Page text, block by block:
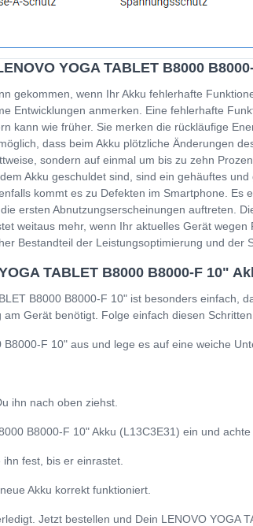
YOGA TABLET B8000
gekommen, wenn Ihr Akku fehlerhafte
Entwicklungen anmerken. Eine fehlerhafte
kann wie früher. Sie merken die rückläufige
dass beim Akku plötzliche Änderungen
sondern auf einmal um bis zu zehn
Akku geschuldet sind, sind ein gehäuftes
kommt es zu Defekten im Smartphone. Es
ersten Abnutzungserscheinungen auftreten.
weitaus mehr, wenn Ihr aktuelles Gerät wegen
Bestandteil der Leistungsoptimierung und der
TABLET B8000 B8000-F 10"
B8000 B8000-F 10" ist besonders einfach,
Gerät benötigt. Folge einfach diesen
F 10" aus und lege es auf eine weiche
ihn nach oben ziehst.
B8000-F 10" Akku (L13C3E31) ein und
fest, bis er einrastet.
Akku korrekt funktioniert.
Jetzt bestellen und Dein LENOVO YOGA